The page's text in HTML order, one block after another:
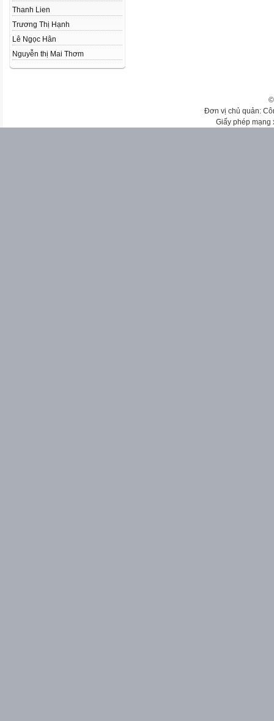
Thanh Lien
Trương Thị Hạnh
Lê Ngọc Hân
Nguyễn thị Mai Thơm
Đơn vị chủ quản:
Giấy phép mạng